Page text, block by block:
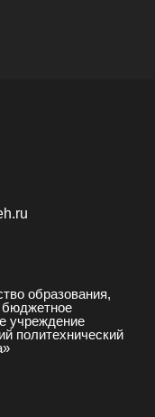
образования,
бюджетное
учреждение
политехнический